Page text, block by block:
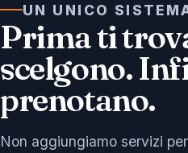
UN UNICO
Prima ti
scelgono.
prenotano.
Non aggiungiamo servizi